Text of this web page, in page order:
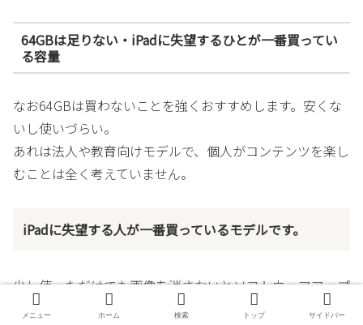
64GBは足りない・iPadに失望するひとが一番買ってい
る容量
なお64GBは買わないことを強くおすすめします。安くな
いし使いづらい。
あれは法人や教育向けモデルで、個人がコンテンツを楽し
むことは全く考えていません。
iPadに失望する人が一番買っているモデルです。
少し使っただけでも画像を消さないとソフトウェアアップ
デートすらできなくなるほど。
メニュー ホーム 検索 トップ サイドバー